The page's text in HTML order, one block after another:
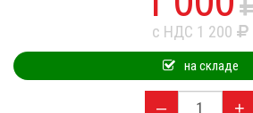
с НДС 1 200
на складе
– +